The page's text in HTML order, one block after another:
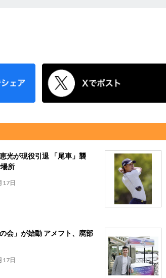
光が現役引退 「尾車」襲
所
17日
会」が始動 アメフト、廃部
17日